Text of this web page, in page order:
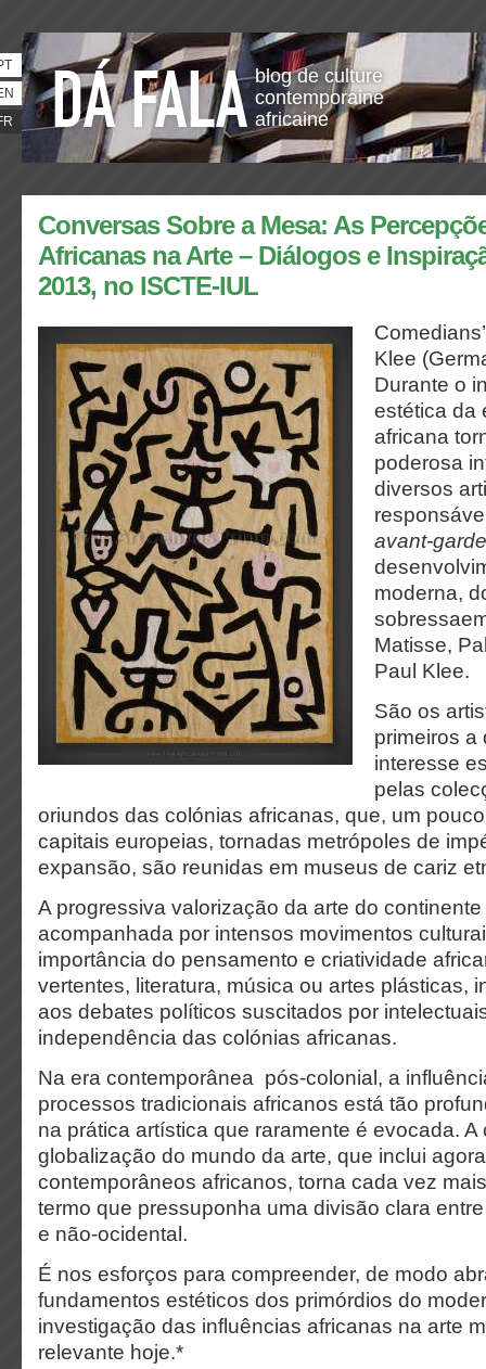
blog de culture
contemporaine
africaine
Conversas Sobre a Mesa: As
Africanas na Arte – Diálogos e
2013, no ISCTE-IUL
Klee
Durante o
estética da
africana
poderosa
diversos
avant-
moderna,
Matisse,
Paul Klee.
São os
primeiros a
interesse
pelas
oriundos das colónias africanas, que, um
capitais europeias, tornadas metrópoles de
expansão, são reunidas em museus de cariz
A progressiva valorização da arte do
acompanhada por intensos movimentos
importância do pensamento e criatividade
vertentes, literatura, música ou artes plásticas,
aos debates políticos suscitados por
independência das colónias africanas.
Na era contemporânea pós-colonial, a
processos tradicionais africanos está tão
na prática artística que raramente é evocada. A
globalização do mundo da arte, que inclui
contemporâneos africanos, torna cada vez
termo que pressuponha uma divisão clara
e não-ocidental.
É nos esforços para compreender, de modo
fundamentos estéticos dos primórdios do
investigação das influências africanas na arte
relevante hoje.*